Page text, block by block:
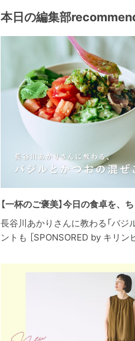
本日の編集部
【一杯のご褒美】今日の食卓を、
長谷川あかりさんに教わる「バジ
ントも ［SPONSORED by キリン